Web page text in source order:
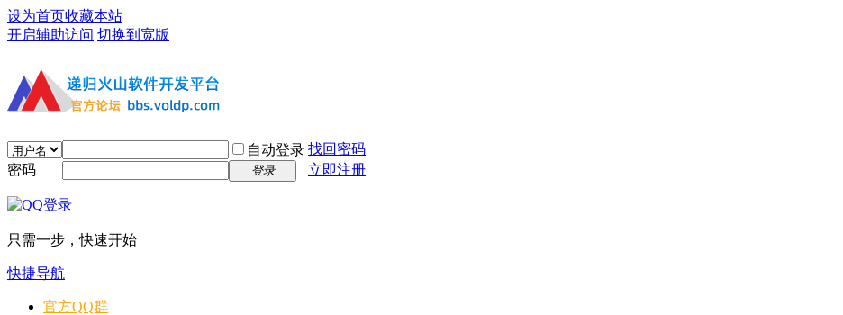
设为首页收藏本站
开启辅助访问 切换到宽版
自动登录 找回密码
密码
登录 立即注册
只需一步，快速开始
快捷导航
官方QQ群